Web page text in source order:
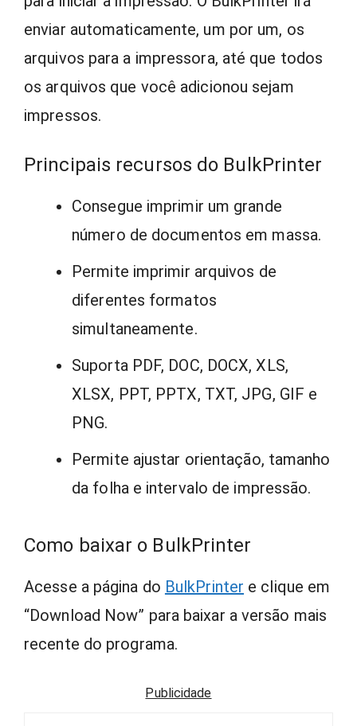
enviar automaticamente, um por um, os
arquivos para a impressora, até que todos
os arquivos que você adicionou sejam
impressos.
Principais recursos do BulkPrinter
Consegue imprimir um grande
número de documentos em massa.
Permite imprimir arquivos de
diferentes formatos
simultaneamente.
Suporta PDF, DOC, DOCX, XLS,
XLSX, PPT, PPTX, TXT, JPG, GIF e
PNG.
Permite ajustar orientação, tamanho
da folha e intervalo de impressão.
Como baixar o BulkPrinter
Acesse a página do BulkPrinter e clique em
“Download Now” para baixar a versão mais
recente do programa.
Publicidade